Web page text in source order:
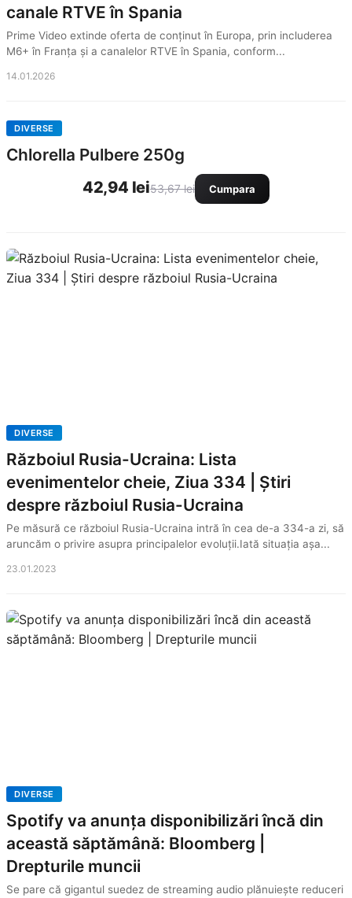
canale RTVE în Spania
Prime Video extinde oferta de conținut în Europa, prin includerea
M6+ în Franța și a canalelor RTVE în Spania, conform...
14.01.2026
DIVERSE
Chlorella Pulbere 250g
42,94 lei53,67 lei Cumpara
DIVERSE
Războiul Rusia-Ucraina: Lista
evenimentelor cheie, Ziua 334 | Știri
despre războiul Rusia-Ucraina
Pe măsură ce războiul Rusia-Ucraina intră în cea de-a 334-a zi, să
aruncăm o privire asupra principalelor evoluții.Iată situația așa...
23.01.2023
DIVERSE
Spotify va anunța disponibilizări încă din
această săptămână: Bloomberg |
Drepturile muncii
Se pare că gigantul suedez de streaming audio plănuiește reduceri